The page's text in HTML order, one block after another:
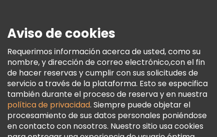
Términos E Información Legal
Política De Cookies
Freetour Premios
Programa De Fidelidad
Aviso de cookies
Requerimos información acerca de usted, como su
nombre, y dirección de correo electrónico,con el fin
de hacer reservas y cumplir con sus solicitudes de
servicio a través de la plataforma. Esto se especifica
también durante el proceso de reserva y en nuestra
política de privacidad. Siempre puede objetar el
procesamiento de sus datos personales poniéndose
en contacto con nosotros. Nuestro sitio usa cookies